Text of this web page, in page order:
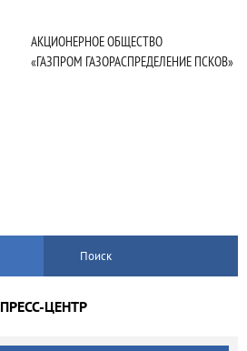
АКЦИОНЕРНОЕ ОБЩЕСТВО
«ГАЗПРОМ ГАЗОРАСПРЕДЕЛЕНИЕ ПСКОВ»
Поиск
ПРЕСС-ЦЕНТР